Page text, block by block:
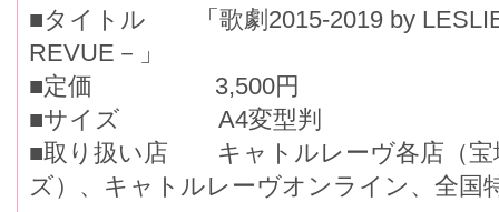
■タイトル 「歌劇2015-2019 by
REVUE－」
■定価 3,500円
■サイズ A4変型判
■取り扱い店 キャトルレーヴ各店（宝
ズ）、キャトルレーヴオンライン、全国